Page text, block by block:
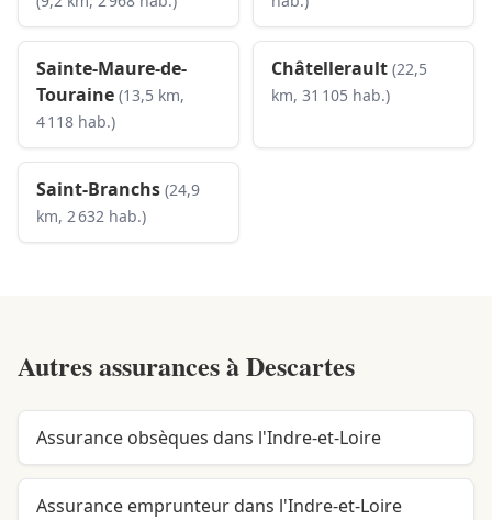
Sainte-Maure-de-
Touraine (13,5 km,
4 118 hab.)
Châtellerault (22,5
km, 31 105 hab.)
Saint-Branchs (24,9
km, 2 632 hab.)
Autres assurances àDescartes
Assurance obsèques dans l'Indre-et-Loire
Assurance emprunteur dans l'Indre-et-Loire